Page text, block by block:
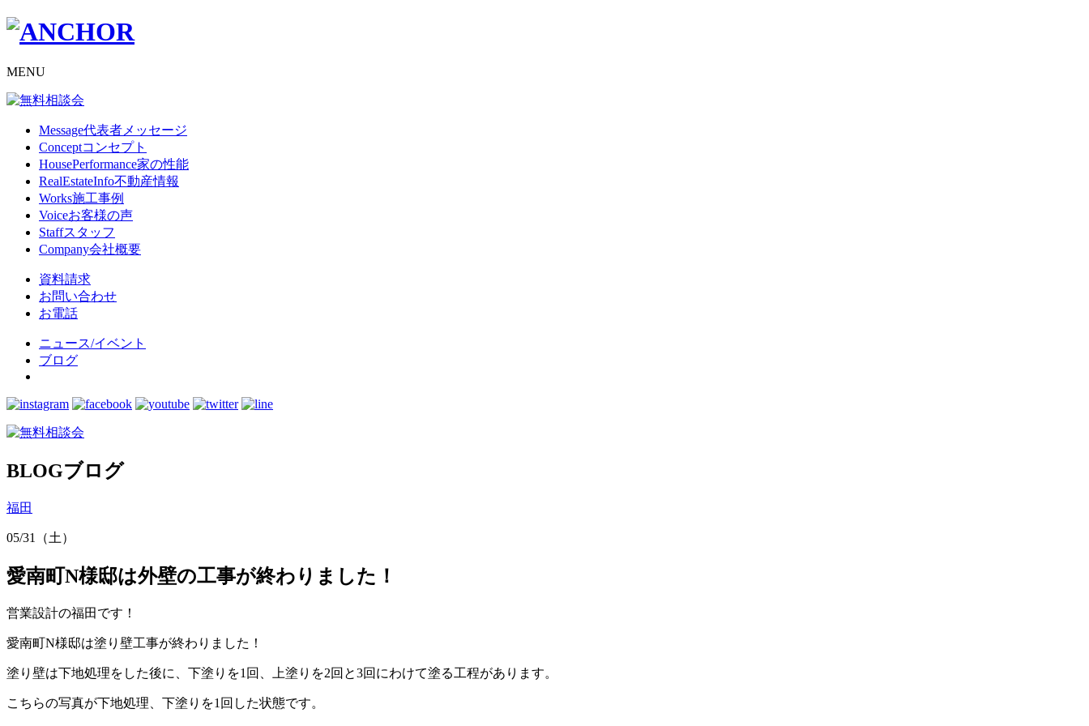
MENU
Message代表者メッセージ
Conceptコンセプト
HousePerformance家の性能
RealEstateInfo不動産情報
Works施工事例
Voiceお客様の声
Staffスタッフ
Company会社概要
資料請求
お問い合わせ
お電話
ニュース/イベント
ブログ
BLOGブログ
福田
05/31（土）
愛南町N様邸は外壁の工事が終わりました！
営業設計の福田です！
愛南町N様邸は塗り壁工事が終わりました！
塗り壁は下地処理をした後に、下塗りを1回、上塗りを2回と3回にわけて塗る工程があります。
こちらの写真が下地処理、下塗りを1回した状態です。